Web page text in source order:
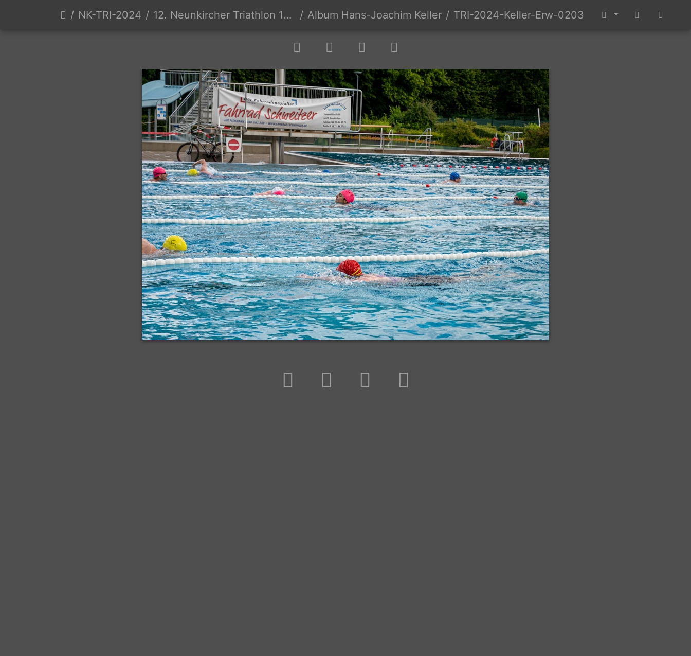
NK-TRI-2024 12. Neunkircher Triathlon 16.06.2024 Album Hans-Joachim Keller TRI-2024-Keller-Erw-0203